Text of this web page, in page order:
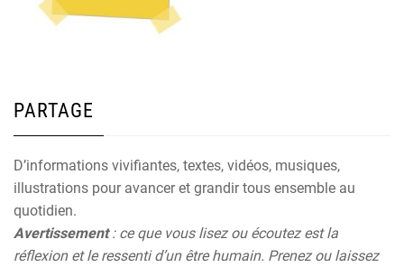
PARTAGE
D’informations vivifiantes, textes, vidéos, musiques,
illustrations pour avancer et grandir tous ensemble au
quotidien.
Avertissement: ce que vous lisez ou écoutez est la
réflexion et le ressenti d’un être humain. Prenez ou laissez